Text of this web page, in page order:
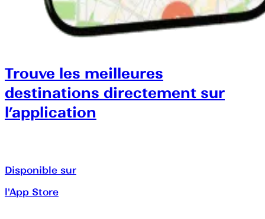
Trouve les meilleures
destinations directement sur
l’application
Disponible sur
l'App Store